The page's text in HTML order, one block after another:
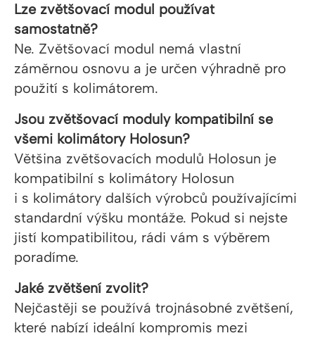
Lze zvětšovací modul používat
samostatně?
Ne. Zvětšovací modul nemá vlastní
záměrnou osnovu a je určen výhradně pro
použití s kolimátorem.
Jsou zvětšovací moduly kompatibilní se
všemi kolimátory Holosun?
Většina zvětšovacích modulů Holosun je
kompatibilní s kolimátory Holosun
i s kolimátory dalších výrobců používajícími
standardní výšku montáže. Pokud si nejste
jistí kompatibilitou, rádi vám s výběrem
poradíme.
Jaké zvětšení zvolit?
Nejčastěji se používá trojnásobné zvětšení,
které nabízí ideální kompromis mezi